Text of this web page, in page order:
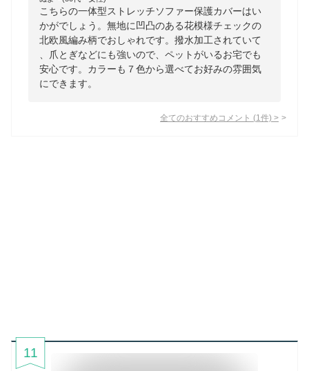
こちらの一体型ストレッチソファー保護カバーはい
かがでしょう。無地に凹凸のある花模様チェックの
北欧風編み柄でおしゃれです。撥水加工されていて
、爪とぎなどにも強いので、ペットがいるお宅でも
安心です。カラーも７色から選べてお好みの雰囲気
にできます。
全てのおすすめコメント (1 件) >
11